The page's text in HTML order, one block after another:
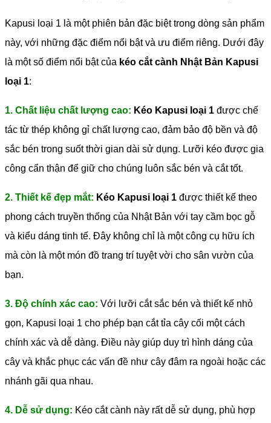
Kapusi loại 1 là một phiên bản đặc biệt trong dòng sản phẩm
này, với những đặc điểm nổi bật và ưu điểm riêng. Dưới đây
là một số điểm nổi bật của kéo cắt cành Nhật Bản Kapusi
loại 1:
1. Chất liệu chất lượng cao: Kéo Kapusi loại 1 được chế
tác từ thép không gỉ chất lượng cao, đảm bảo độ bền và độ
sắc bén trong suốt thời gian dài sử dụng. Lưỡi kéo được gia
công cẩn thận để giữ cho chúng luôn sắc bén và cắt tốt.
2. Thiết kế đẹp mắt: Kéo Kapusi loại 1 được thiết kế theo
phong cách truyền thống của Nhật Bản với tay cầm bọc gỗ
và kiểu dáng tinh tế. Đây không chỉ là một công cụ hữu ích
mà còn là một món đồ trang trí tuyệt vời cho sân vườn của
bạn.
3. Độ chính xác cao: Với lưỡi cắt sắc bén và thiết kế nhỏ
gọn, Kapusi loại 1 cho phép bạn cắt tỉa cây cối một cách
chính xác và dễ dàng. Điều này giúp duy trì hình dáng của
cây và khắc phục các vấn đề như cây đâm ra ngoài hoặc các
nhánh gãi qua nhau.
4. Dễ sử dụng: Kéo cắt cành này rất dễ sử dụng, phù hợp